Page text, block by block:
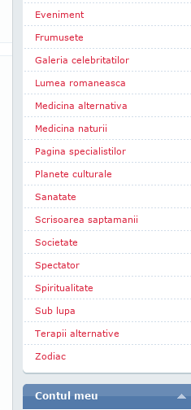
Eveniment
Frumusete
Galeria celebritatilor
Lumea romaneasca
Medicina alternativa
Medicina naturii
Pagina specialistilor
Planete culturale
Sanatate
Scrisoarea saptamanii
Societate
Spectator
Spiritualitate
Sub lupa
Terapii alternative
Zodiac
Contul meu